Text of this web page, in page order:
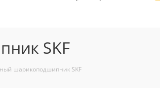
SKF
шарикоподшипник SKF